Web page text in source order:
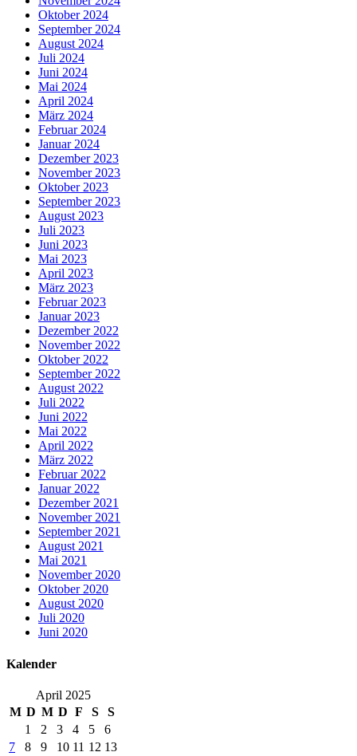
Oktober 2024
September 2024
August 2024
Juli 2024
Juni 2024
Mai 2024
April 2024
März 2024
Februar 2024
Januar 2024
Dezember 2023
November 2023
Oktober 2023
September 2023
August 2023
Juli 2023
Juni 2023
Mai 2023
April 2023
März 2023
Februar 2023
Januar 2023
Dezember 2022
November 2022
Oktober 2022
September 2022
August 2022
Juli 2022
Juni 2022
Mai 2022
April 2022
März 2022
Februar 2022
Januar 2022
Dezember 2021
November 2021
September 2021
August 2021
Mai 2021
November 2020
Oktober 2020
August 2020
Juli 2020
Juni 2020
Kalender
April 2025
M D M D F S
S
1
2 3 4 5
6
7
8 9 10 11 12 13